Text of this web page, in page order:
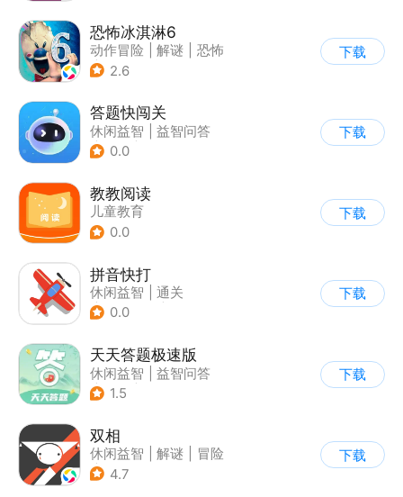
恐怖冰淇淋6
动作冒险 解谜
恐怖
| 暗黑
2.6
下载
答题快闯关
休闲益智
益智问答
| 文化
0.0
下载
教教阅读
儿童教育
0.0
下载
拼音快打
休闲益智
通关
| 学习教育
0.0
下载
天天答题极速版
休闲益智
益智问答
| 文化
1.5
下载
双相
休闲益智 解谜
冒险
| 公益
4.7
下载